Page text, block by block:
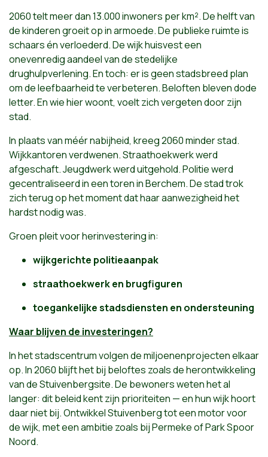
2060 telt meer dan 13.000 inwoners per km². De helft van
de kinderen groeit op in armoede. De publieke ruimte is
schaars én verloederd. De wijk huisvest een
onevenredig aandeel van de stedelijke
drughulpverlening. En toch: er is geen stadsbreed plan
om de leefbaarheid te verbeteren. Beloften bleven dode
letter. En wie hier woont, voelt zich vergeten door zijn
stad.
In plaats van méér nabijheid, kreeg 2060 minder stad.
Wijkkantoren verdwenen. Straathoekwerk werd
afgeschaft. Jeugdwerk werd uitgehold. Politie werd
gecentraliseerd in een toren in Berchem. De stad trok
zich terug op het moment dat haar aanwezigheid het
hardst nodig was.
Groen pleit voor herinvestering in:
wijkgerichte politieaanpak
straathoekwerk en brugfiguren
toegankelijke stadsdiensten en ondersteuning
Waar blijven de investeringen?
In het stadscentrum volgen de miljoenenprojecten elkaar
op. In 2060 blijft het bij beloftes zoals de herontwikkeling
van de Stuivenbergsite. De bewoners weten het al
langer: dit beleid kent zijn prioriteiten — en hun wijk hoort
daar niet bij. Ontwikkel Stuivenberg tot een motor voor
de wijk, met een ambitie zoals bij Permeke of Park Spoor
Noord.